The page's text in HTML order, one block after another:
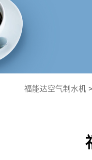
福能达空气制水机